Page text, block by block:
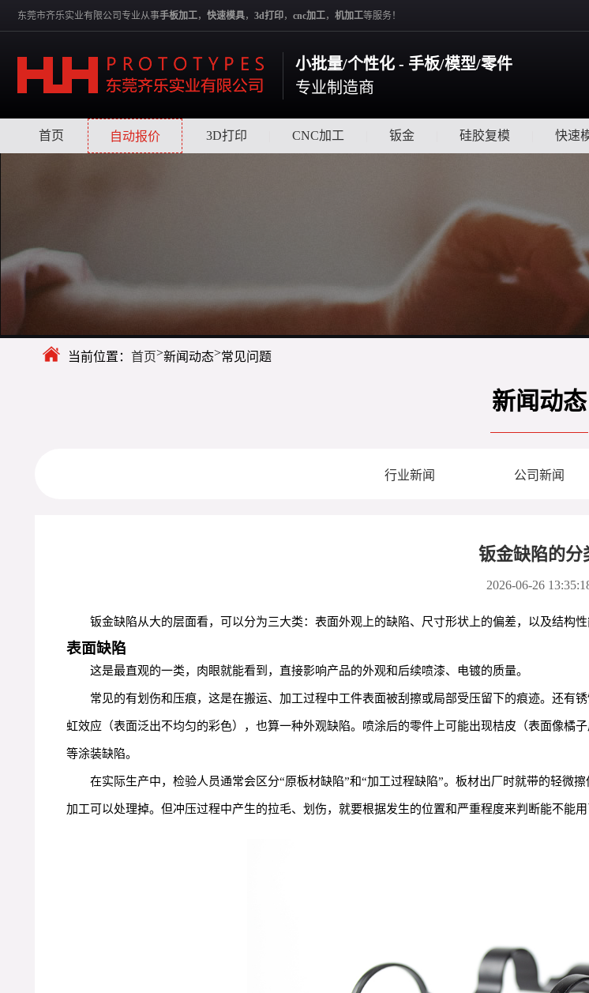
东莞市齐乐实业有限公司专业从事手板加工， 快速模具， 3d打印， cnc加工， 机加工等服务！
小批量/个性化 - 手板/模型/零件
专业制造商
首页 自动报价 3D打印 CNC加工 钣金 硅胶复模 快速
当前位置： 首页>新闻动态>常见问题
新闻动态
行业新闻 公司新闻
钣金缺陷的分
2026-06-26
钣金缺陷从大的层面看，可以分为三大类：表面外观上的缺陷、尺寸形状上的偏差，以及结构
表面缺陷
这是最直观的一类，肉眼就能看到，直接影响产品的外观和后续喷漆、电镀的质量。
常见的有划伤和压痕，这是在搬运、加工过程中工件表面被刮擦或局部受压留下的痕迹。还有
虹效应（表面泛出不均匀的彩色），也算一种外观缺陷。喷涂后的零件上可能出现桔皮（表面像橘
等涂装缺陷。
在实际生产中，检验人员通常会区分“原板材缺陷”和“加工过程缺陷”。板材出厂时就带的轻微
加工可以处理掉。但冲压过程中产生的拉毛、划伤，就要根据发生的位置和严重程度来判断能不能用